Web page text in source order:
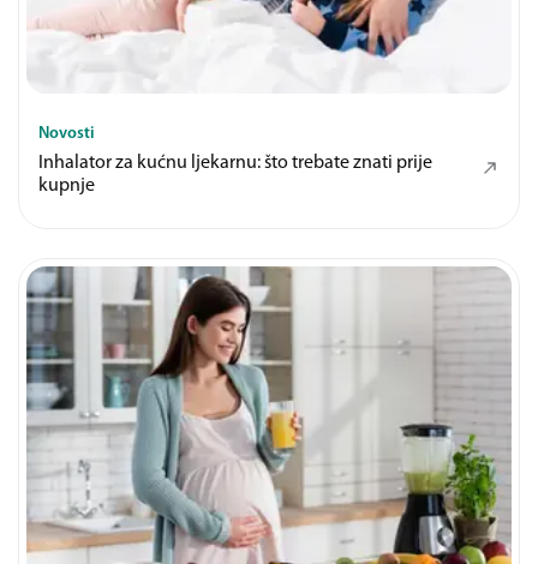
Novosti
Inhalator za kućnu ljekarnu: što trebate znati prije
kupnje